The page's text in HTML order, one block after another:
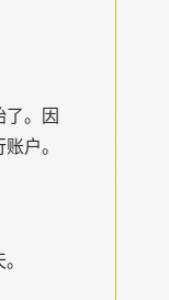
了。因
户。